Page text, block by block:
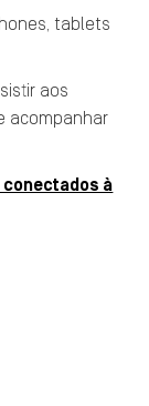
tablets
aos
acompanhar
à